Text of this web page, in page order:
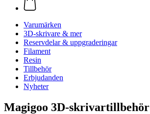
Varumärken
3D-skrivare & mer
Reservdelar & uppgraderingar
Filament
Resin
Tillbehör
Erbjudanden
Nyheter
Magigoo 3D-skrivartillbehör